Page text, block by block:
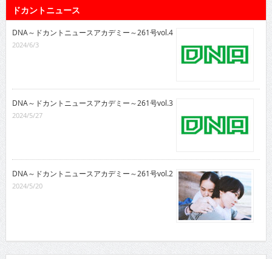
ドカントニュース
DNA～ドカントニュースアカデミー～261号vol.4
2024/6/3
DNA～ドカントニュースアカデミー～261号vol.3
2024/5/27
DNA～ドカントニュースアカデミー～261号vol.2
2024/5/20